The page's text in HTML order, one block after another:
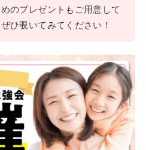
のプレゼントもご用意して
ひ覗いてみてください！